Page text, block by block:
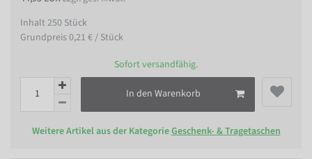
Inhalt250 Stück
Grundpreis0,21 € / Stück
Sofort versandfähig.
In den Warenkorb
Weitere Artikel aus der KategorieGeschenk- & Tragetaschen